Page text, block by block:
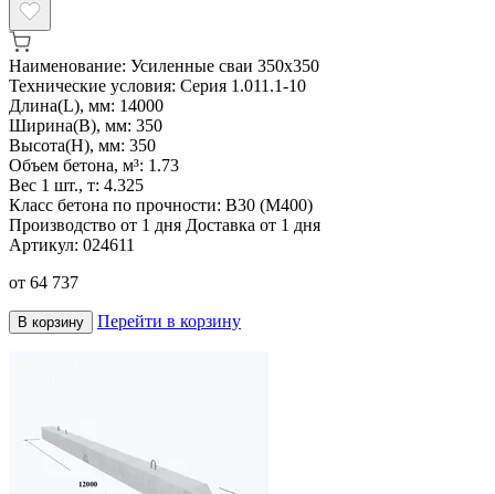
Наименование: Усиленные сваи 350х350
Технические условия: Серия 1.011.1-10
Длина(L), мм: 14000
Ширина(B), мм: 350
Высота(H), мм: 350
Объем бетона, м³: 1.73
Вес 1 шт., т: 4.325
Класс бетона по прочности: В30 (М400)
Производство от 1 дня Доставка от 1 дня
Артикул: 024611
от 64 737
В корзину Перейти в корзину